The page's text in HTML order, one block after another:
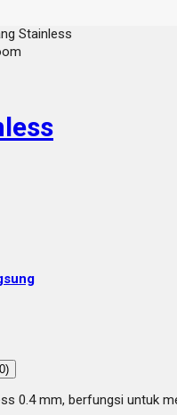
Stainless
0.4 mm, berfungsi untuk